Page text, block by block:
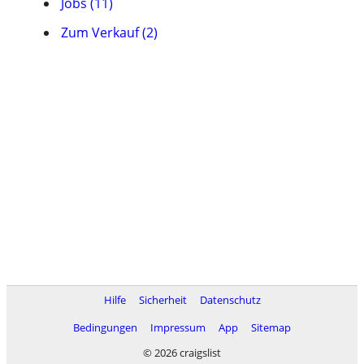
Zum Verkauf (2)
Hilfe Sicherheit
Datenschutz
Bedingungen
Impressum App
Sitemap
© 2026 craigslist